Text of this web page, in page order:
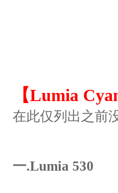
【Lumia
在此仅列出之前
一.Lumia 530